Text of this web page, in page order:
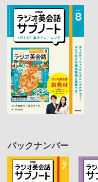
バックナンバー